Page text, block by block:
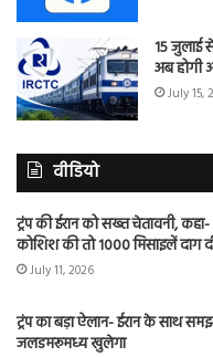
15 जुलाई
अब
July 15,
वीडियो
ट्रंप की ईरान को सख्त चेतावनी,
कोशिश की तो 1000 मिसाइलें दाग
July 11, 2026
ट्रंप का बड़ा ऐलान- ईरान के साथ
जलडमरूमध्य खुलेगा